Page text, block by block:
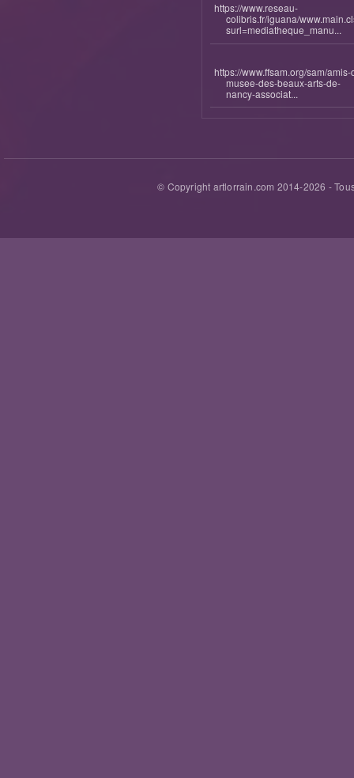
https://www.reseau-
colibris.fr/iguana/
surl=mediatheque_manu...
https://www.ffsam.org/sam/amis-
musee-des-beaux-arts-de-
nancy-associat...
© Copyright artlorrain.com 2014-2026 -